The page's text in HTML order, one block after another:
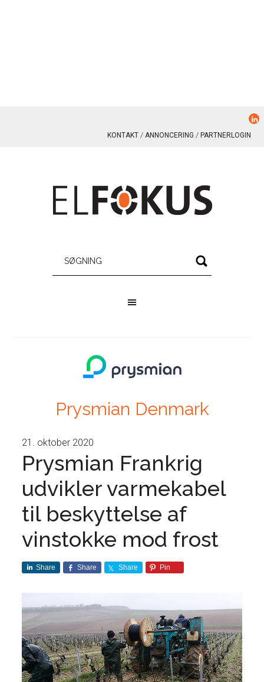
KONTAKT ANNONCERING PARTNERLOGIN
Prysmian Denmark
21. oktober 2020
Prysmian Frankrig
udvikler varmekabel
til beskyttelse af
vinstokke mod frost
Share Share Share Pin